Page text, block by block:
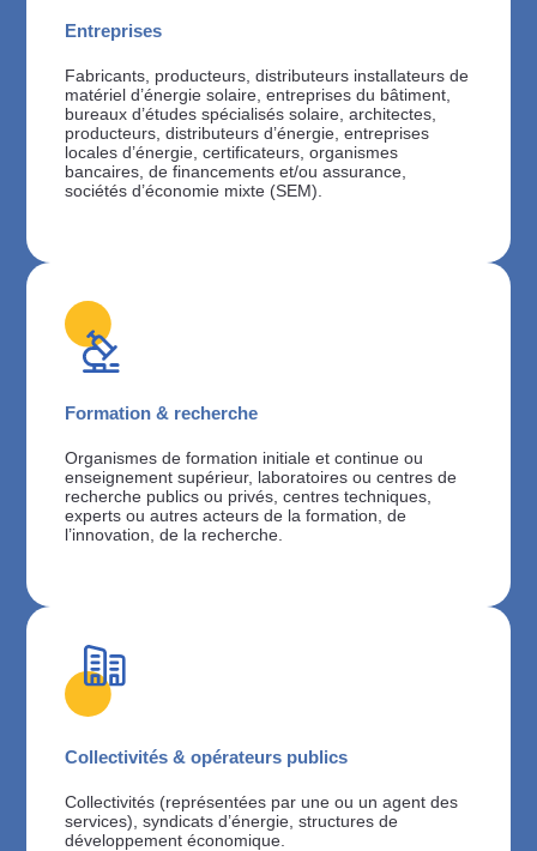
Entreprises
Fabricants, producteurs, distributeurs installateurs de
matériel d’énergie solaire, entreprises du bâtiment,
bureaux d’études spécialisés solaire, architectes,
producteurs, distributeurs d’énergie, entreprises
locales d’énergie, certificateurs, organismes
bancaires, de financements et/ou assurance,
sociétés d’économie mixte (SEM).
Formation & recherche
Organismes de formation initiale et continue ou
enseignement supérieur, laboratoires ou centres de
recherche publics ou privés, centres techniques,
experts ou autres acteurs de la formation, de
l’innovation, de la recherche.
Collectivités & opérateurs publics
Collectivités (représentées par une ou un agent des
services), syndicats d’énergie, structures de
développement économique.